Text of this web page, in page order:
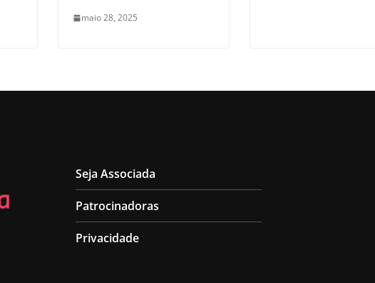
maio 28, 2025
Seja Associada
Patrocinadoras
Privacidade